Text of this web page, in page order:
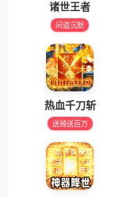
诸世王者
问道沉默
热血千刀斩
送骑送百万